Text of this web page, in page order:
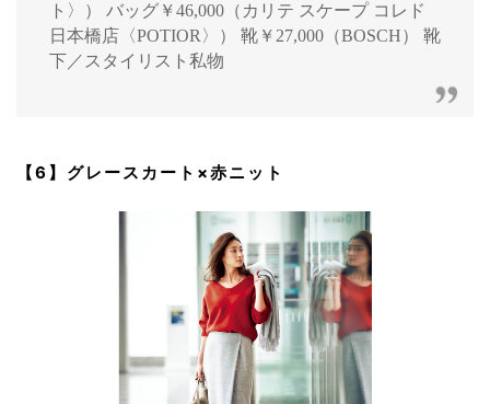
ト〉） バッグ￥46,000（カリテ スケープ コレド
日本橋店〈POTIOR〉） 靴￥27,000（BOSCH） 靴
下／スタイリスト私物
【6】グレースカート×赤ニット